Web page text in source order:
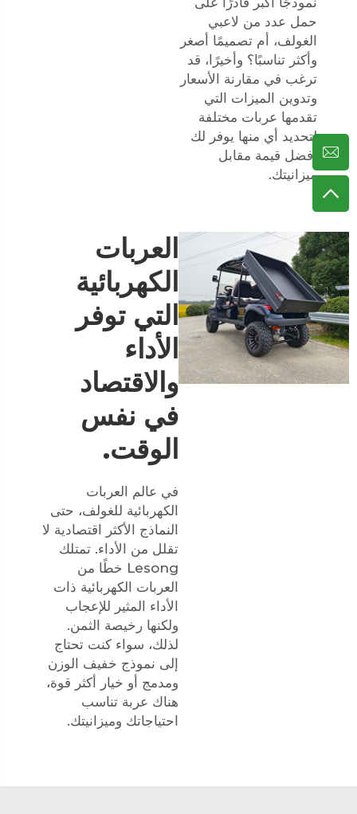
حمل عدد من لاعبي
الغولف، أم تصميمًا أصغر
وأكثر تناسبًا؟ وأخيرًا، قد
ترغب في مقارنة الأسعار
وتدوين الميزات التي
تقدمها عربات مختلفة
لتحديد أي منها يوفر لك
أفضل قيمة مقابل
ميزانيتك.
العربات
الكهربائية
التي توفر
الأداء
والاقتصاد
في نفس
الوقت.
في عالم العربات
الكهربائية للغولف، حتى
النماذج الأكثر اقتصادية لا
تقلل من الأداء. تمتلك
Lesong خطًا من
العربات الكهربائية ذات
الأداء المثير للإعجاب
ولكنها رخيصة الثمن.
لذلك، سواء كنت تحتاج
إلى نموذج خفيف الوزن
ومدمج أو خيار أكثر قوة،
هناك عربة تناسب
احتياجاتك وميزانيتك.